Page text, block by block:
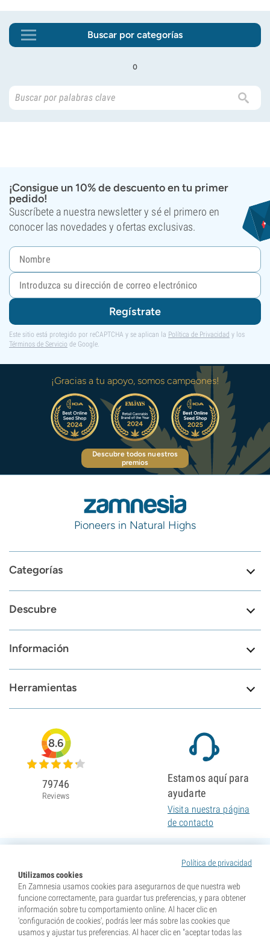
Buscar por categorías
o
¡Consigue un 10% de descuento en tu primer
pedido!
Suscríbete a nuestra newsletter y sé el primero en
conocer las novedades y ofertas exclusivas.
Regístrate
Este sitio está protegido por reCAPTCHA y se aplican la Política de Privacidad y los
Términos de Servicio de Google.
¡Gracias a tu apoyo, somos campeones!
Descubre todos nuestros
premios
Pioneers in Natural Highs
Categorías
Descubre
Información
Herramientas
Política de privacidad
Utilizamos cookies
En Zamnesia usamos cookies para asegurarnos de que nuestra web
funcione correctamente, para guardar tus preferencias, y para obtener
información sobre tu comportamiento online. Al hacer clic en
'configuración de cookies', podrás leer más sobre las cookies que
usamos y ajustar tus preferencias. Al hacer clic en "aceptar todas las
8.6
79746
Reviews
Estamos aquí para
ayudarte
Visita nuestra página
de contacto